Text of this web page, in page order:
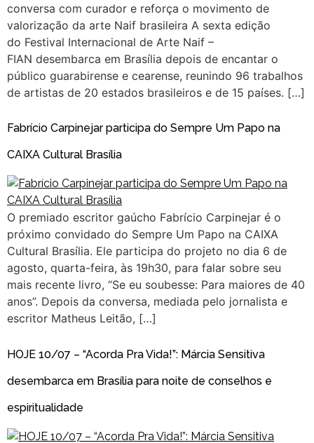
conversa com curador e reforça o movimento de
valorização da arte Naif brasileira A sexta edição
do Festival Internacional de Arte Naif –
FIAN desembarca em Brasília depois de encantar o
público guarabirense e cearense, reunindo 96 trabalhos
de artistas de 20 estados brasileiros e de 15 países. […]
Fabrício Carpinejar participa do Sempre Um Papo na
CAIXA Cultural Brasília
O premiado escritor gaúcho Fabrício Carpinejar é o
próximo convidado do Sempre Um Papo na CAIXA
Cultural Brasília. Ele participa do projeto no dia 6 de
agosto, quarta-feira, às 19h30, para falar sobre seu
mais recente livro, “Se eu soubesse: Para maiores de 40
anos”. Depois da conversa, mediada pelo jornalista e
escritor Matheus Leitão, […]
HOJE 10/07 – “Acorda Pra Vida!”: Márcia Sensitiva
desembarca em Brasília para noite de conselhos e
espiritualidade